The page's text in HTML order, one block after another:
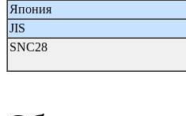
Япония
JIS
SNC28